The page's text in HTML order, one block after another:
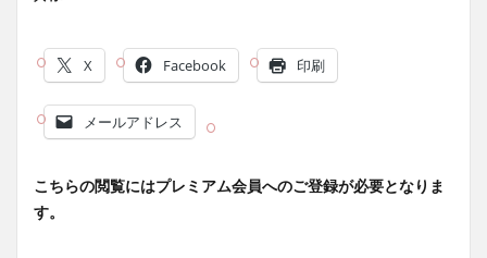
X Facebook 印刷
メールアドレス
こちらの閲覧にはプレミアム会員へのご登録が必要となりま
す。